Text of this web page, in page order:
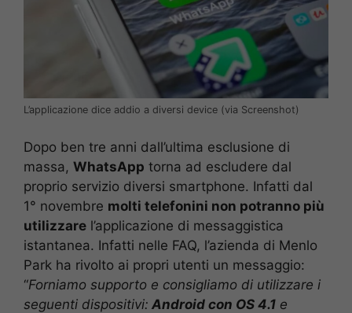
L’applicazione dice addio a diversi device (via Screenshot)
Dopo ben tre anni dall’ultima esclusione di
massa, WhatsApp torna ad escludere dal
proprio servizio diversi smartphone. Infatti dal
1° novembre molti telefonini non potranno più
utilizzare l’applicazione di messaggistica
istantanea. Infatti nelle FAQ, l’azienda di Menlo
Park ha rivolto ai propri utenti un messaggio:
“Forniamo supporto e consigliamo di utilizzare i
seguenti dispositivi: Android con OS 4.1 e